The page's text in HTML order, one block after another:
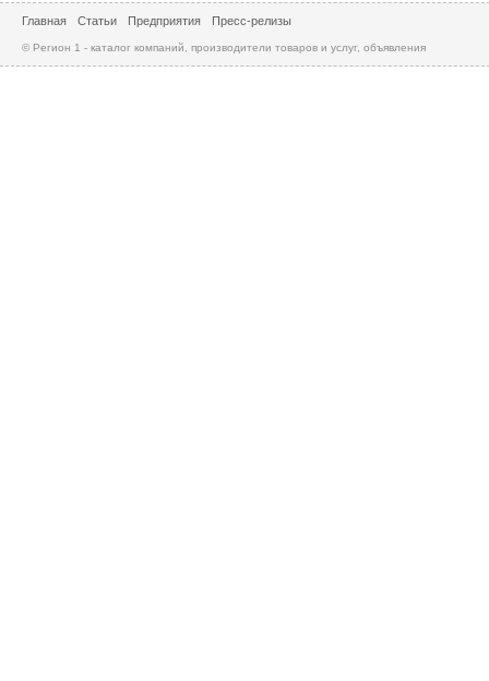
Главная Статьи Предприятия Пресс-релизы
© Регион 1 - каталог компаний, производители товаров и услуг, объявления